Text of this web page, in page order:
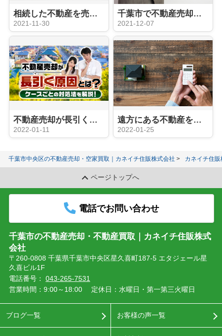
相続した不動産を売却するには？遺産分割をするときの注意点とは？
2021-11-30
千葉市で不動産売却の相談がしたい！窓口はどこ？費用はどれくらい？
2021-12-07
不動産売却が長引く原因とは？ケースごとの対処法を解説！
2022-01-11
遠方にある不動産を売却したい！その方法と流れとは？
2022-01-25
千葉市中央区の不動産売却・空家買取｜カネイチ住販株式会社 カネイチ住
ページトップへ
電話でお問い合わせ
千葉市の不動産売却・不動産買取｜カネイチ住販株式
会社
〒260-0808 千葉県千葉市中央区星久喜町187-5 エタジェール星
久喜ビル1F
電話番号： 043-265-7531
営業時間：9:00～18:00
定休日：水曜日・第一第三火曜日
ブログ一覧 お客様の声一覧